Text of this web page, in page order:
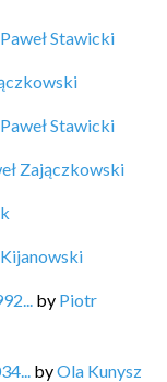
Paweł Stawicki
Paweł Stawicki
Zajączkowski
by Piotr
byOla Kunysz